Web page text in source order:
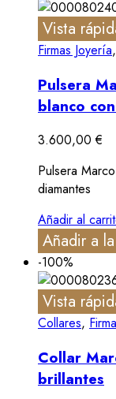
Vista
Firmas Joyería,
Pulsera
blanco
3.600,00€
Pulsera
diamantes
Añadir al
Añadir a
-100%
Vista
Collares,
Collar
brillantes